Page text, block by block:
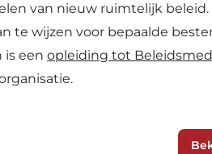
van nieuw ruimtelijk
te wijzen voor bepaalde
is een opleiding tot